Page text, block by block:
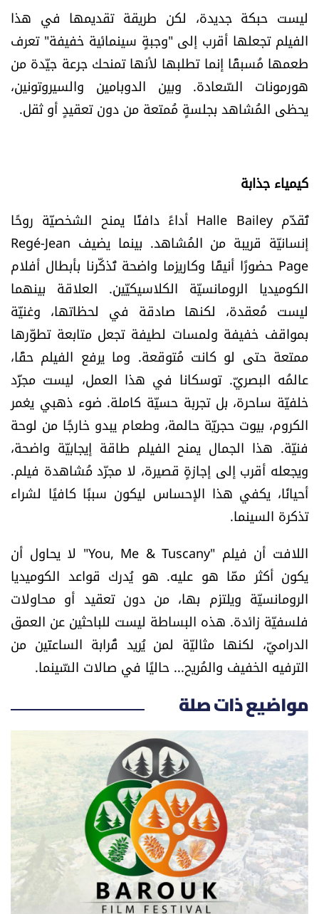
العالم
الصحافة الإسرائيلية
ثقافة وفنون
اقرأ تضحك
كاميرا
سجالات
صحّة وصحن
الرياضة
منوّعات
حظّك اليوم
للتاريخ
فيديو
من نحن
للتواصل معنا
شروط الاستخدام
شروط الإشتراك
Digital solutions by
ليست حبكة جديدة، لكن طريقة تقديمها في هذا
الفيلم تجعلها أقرب إلى "وجبةٍ سينمائية خفيفة" تعرف
طعمها مُسبقًا إنما تطلبها لأنها تمنحك جرعة جيّدة من
هورمونات السّعادة. وبين الدوبامين والسيروتونين،
يحظى المُشاهد بجلسةٍ مُمتعة من دون تعقيدٍ أو ثقل.
كيمياء جذابة
تُقدّم Halle Bailey أداءً دافئًا يمنح الشخصيّة روحًا
إنسانيّة قريبة من المُشاهد. بينما يضيف Regé-Jean
Page حضورًا أنيقًا وكاريزما واضحة تُذكّرنا بأبطال أفلام
الكوميديا الرومانسيّة الكلاسيكيّين. العلاقة بينهما
ليست مُعقدة، لكنها صادقة في لحظاتها، وغنيّة
بمواقف خفيفة ولمسات لطيفة تجعل متابعة تطوّرها
ممتعة حتى لو كانت مُتوقعة. وما يرفع الفيلم حقًا،
عالمُه البصريّ. توسكانا في هذا العمل، ليست مجرَّد
خلفيّة ساحرة، بل تجربة حسيّة كاملة. ضوء ذهبي يغمر
الكروم، بيوت حجريّة حالمة، وطعام يبدو خارجًا من لوحة
فنيّة. هذا الجمال يمنح الفيلم طاقة إيجابيّة واضحة،
ويجعله أقرب إلى إجازةٍ قصيرة، لا مجرّد مُشاهدة فيلم.
أحيانًا، يكفي هذا الإحساس ليكون سببًا كافيًا لشراء
تذكرة السينما.
اللافت أن فيلم "You, Me & Tuscany" لا يحاول أن
يكون أكثر ممّا هو عليه. هو يُدرك قواعد الكوميديا
الرومانسيّة ويلتزم بها، من دون تعقيد أو محاولات
فلسفيّة زائدة. هذه البساطة ليست للباحثين عن العمق
الدراميّ، لكنها مثاليّة لمن يُريد قُرابة الساعتَين من
الترفيه الخفيف والمُريح... حاليًا في صالات السّينما.
مواضيع ذات صلة